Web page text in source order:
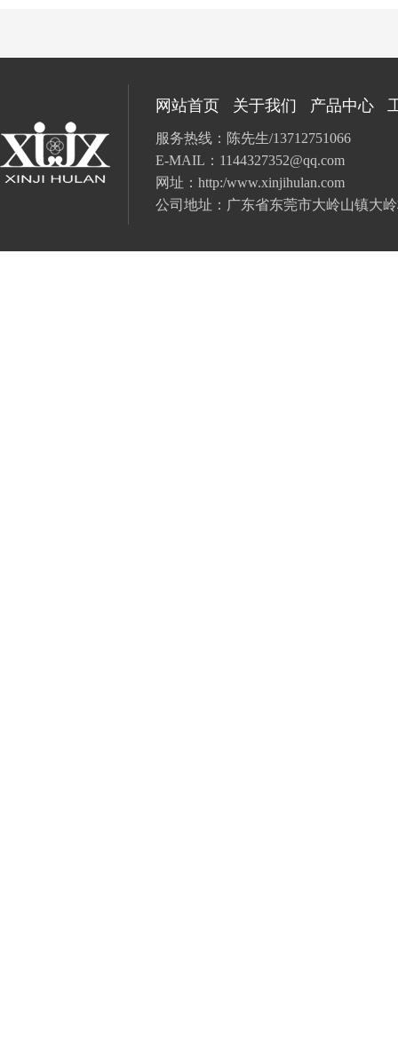
网站首页 关于我们 产品中心
服务热线：陈先生/13712751066
E-MAIL： 1144327352@qq.com
网址： http:/www.xinjihulan.com
公司地址：广东省东莞市大岭山镇大